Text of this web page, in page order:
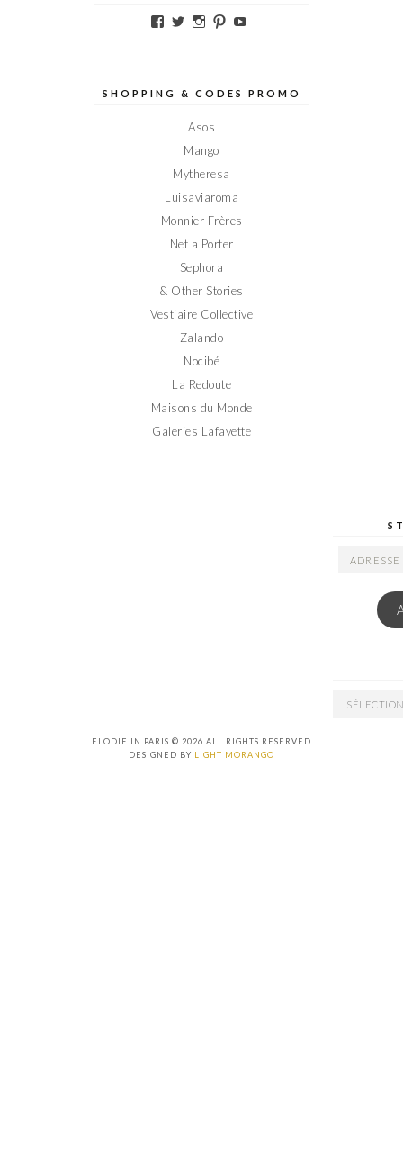
Voir
sur
Voir
sur
Voir
sur
Voir
sur sur
SHOPPING & CODES PROMO
Asos
Mango
Mytheresa
Luisaviaroma
Monnier Frères
Net a Porter
Sephora
& Other Stories
Vestiaire Collective
Zalando
Nocibé
La Redoute
Maisons du Monde
Galeries Lafayette
ADRESSE
ARCHIVES
ELODIE IN PARIS © 2026 ALL RIGHTS RESERVED
DESIGNED BY LIGHT MORANGO